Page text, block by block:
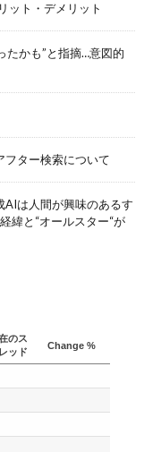
ット・デメリット
かも”と指摘…意図的
フター検索について
は人間が興味のあるす
緯と“オールスター“が